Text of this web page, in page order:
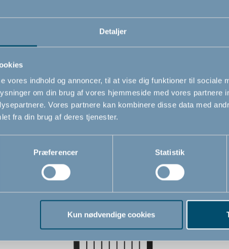
Detaljer
vores indhold og annoncer, til at vise dig funktioner til sociale
om din brug af vores hjemmeside med vores partnere
Vores partnere kan kombinere disse data med
fra din brug af deres tjenester.
Præferencer Statistik
Kun nødvendige cookies